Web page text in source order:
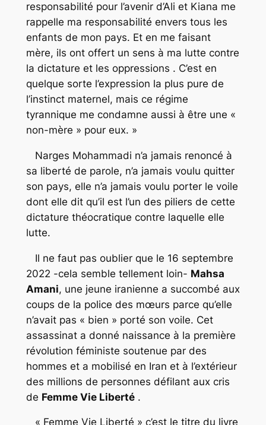
responsabilité pour l’avenir d’Ali et Kiana me
rappelle ma responsabilité envers tous les
enfants de mon pays. Et en me faisant
mère, ils ont offert un sens à ma lutte contre
la dictature et les oppressions . C’est en
quelque sorte l’expression la plus pure de
l’instinct maternel, mais ce régime
tyrannique me condamne aussi à être une «
non-mère » pour eux. »
Narges Mohammadi n’a jamais renoncé à
sa liberté de parole, n’a jamais voulu quitter
son pays, elle n’a jamais voulu porter le voile
dont elle dit qu’il est l’un des piliers de cette
dictature théocratique contre laquelle elle
lutte.
Il ne faut pas oublier que le 16 septembre
2022 -cela semble tellement loin- Mahsa
Amani, une jeune iranienne a succombé aux
coups de la police des mœurs parce qu’elle
n’avait pas « bien » porté son voile. Cet
assassinat a donné naissance à la première
révolution féministe soutenue par des
hommes et a mobilisé en Iran et à l’extérieur
des millions de personnes défilant aux cris
de Femme Vie Liberté.
« Femme Vie Liberté » c’est le titre du livre